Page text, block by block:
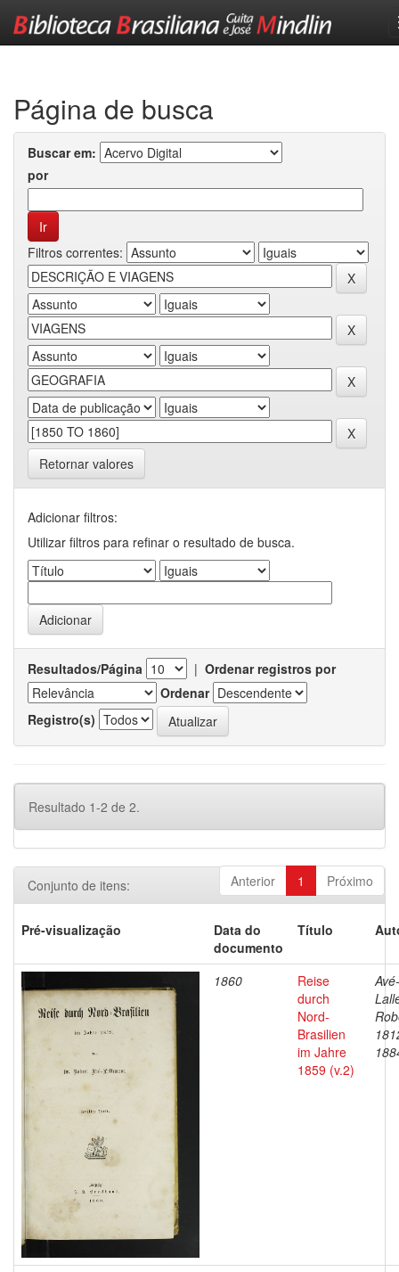
Página de busca
Buscar em:
por
Filtros correntes:
Retornar valores
Adicionar filtros:
Utilizar filtros para refinar o resultado de busca.
Resultados/Página | Ordenar registros por
Ordenar
Registro(s)
Resultado 1-2 de 2.
Anterior 1 Próximo
Conjunto de itens:
Pré-visualização
Data do
documento
Título
1860
Reise
durch
Nord-
Brasilien
im Jahre
1859 (v.2)
Avé-